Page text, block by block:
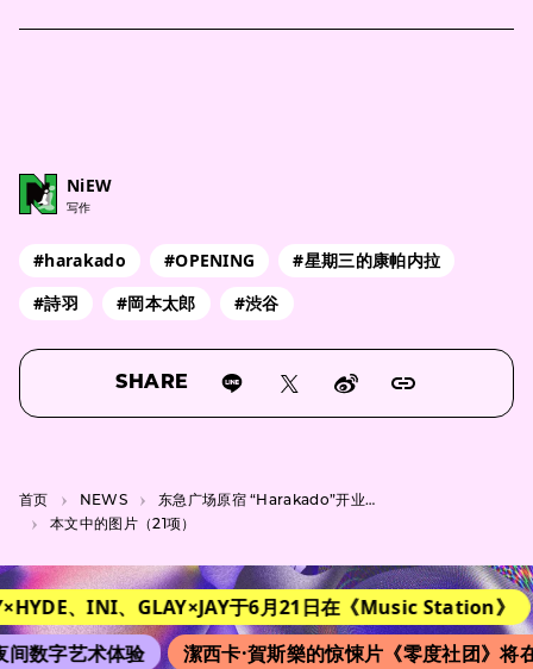
NiEW
写作
#harakado #OPENING
#星期三的康帕内拉
#詩羽
#岡本太郎 #渋谷
SHARE
首页 NEWS
东急广场原宿 “Harakado”开业纪念活动，詩羽主演的短片
本文中的图片（21项）
、INI、GLAY×JAY于6月21日在《Music Station》
数字艺术体验
潔西卡·賀斯樂的惊悚片《零度社团》将